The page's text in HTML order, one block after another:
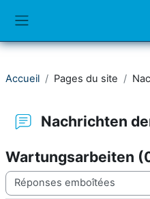
Accueil Pages du site
Nachrichten
Wartungsarbeiten
Type d’affichage